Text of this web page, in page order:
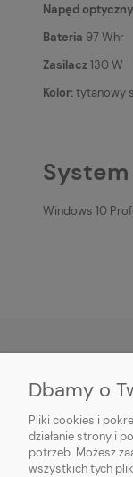
Napęd optyczny
Bateria 97 Whr
Zasilacz130 W
Kolor:tytanowy
Windows 10
O NAS
INFORMACJE
Dbamy o
Pliki cookies i
działanie strony i
potrzeb. Możesz
wszystkich tych